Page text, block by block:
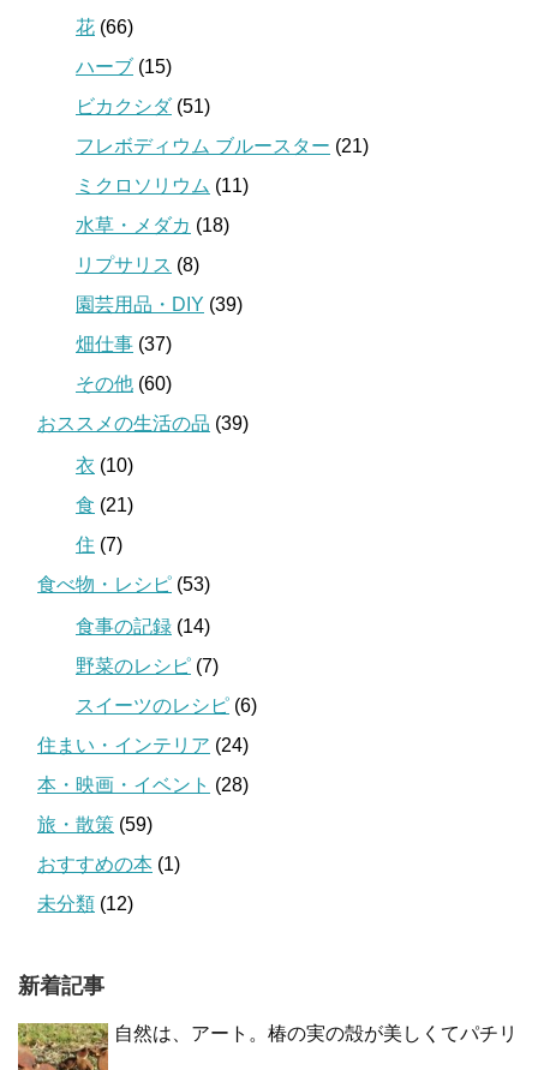
花 (66)
ハーブ (15)
ビカクシダ(51)
フレボディウム ブルースター (21)
ミクロソリウム (11)
水草・メダカ (18)
リプサリス (8)
園芸用品・DIY (39)
畑仕事 (37)
その他 (60)
おススメの生活の品 (39)
衣 (10)
食 (21)
住 (7)
食べ物・レシピ (53)
食事の記録 (14)
野菜のレシピ (7)
スイーツのレシピ (6)
住まい・インテリア (24)
本・映画・イベント (28)
旅・散策 (59)
おすすめの本 (1)
未分類 (12)
新着記事
自然は、アート。椿の実の殻が美しくてパチリ